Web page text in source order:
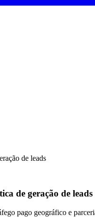
de leads
de geração de leads
pago geográfico e